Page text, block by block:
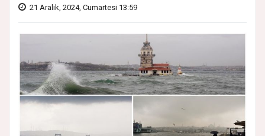
21 Aralık, 2024, Cumartesi 13:59